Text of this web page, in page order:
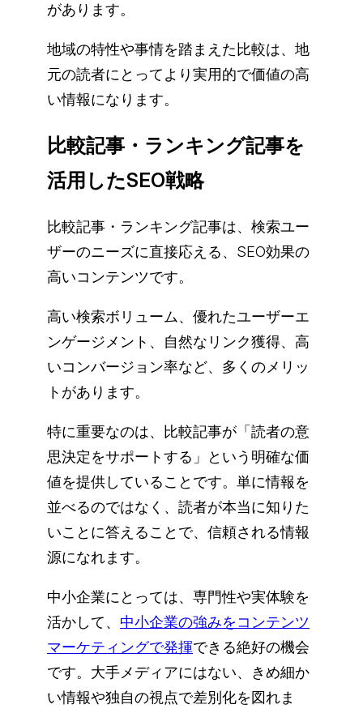
があります。
地域の特性や事情を踏まえた比較は、地
元の読者にとってより実用的で価値の高
い情報になります。
比較記事・ランキング記事を
活用したSEO戦略
比較記事・ランキング記事は、検索ユー
ザーのニーズに直接応える、SEO効果の
高いコンテンツです。
高い検索ボリューム、優れたユーザーエ
ンゲージメント、自然なリンク獲得、高
いコンバージョン率など、多くのメリッ
トがあります。
特に重要なのは、比較記事が「読者の意
思決定をサポートする」という明確な価
値を提供していることです。単に情報を
並べるのではなく、読者が本当に知りた
いことに答えることで、信頼される情報
源になれます。
中小企業にとっては、専門性や実体験を
活かして、 中小企業の強みをコンテンツ
マーケティングで発揮できる絶好の機会
です。大手メディアにはない、きめ細か
い情報や独自の視点で差別化を図れま